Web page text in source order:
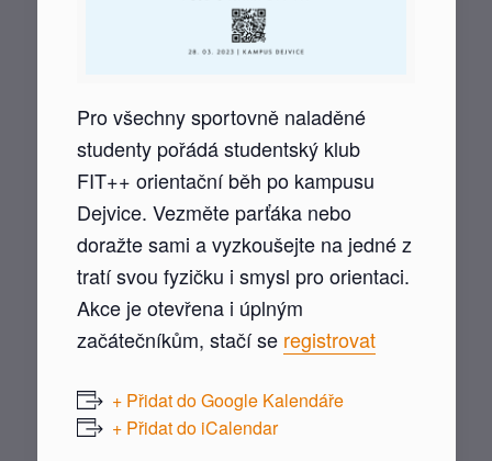
Pro všechny sportovně naladěné
studenty pořádá studentský klub
FIT++ orientační běh po kampusu
Dejvice. Vezměte parťáka nebo
doražte sami a vyzkoušejte na jedné z
tratí svou fyzičku i smysl pro orientaci.
Akce je otevřena i úplným
začátečníkům, stačí se registrovat
+ Přidat do Google Kalendáře
+ Přidat do iCalendar